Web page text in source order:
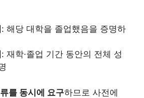
: 해당 대학을 졸업했음을 증명하
: 재학·졸업 기간 동안의 전체 성
를 동시에 요구하므로 사전에